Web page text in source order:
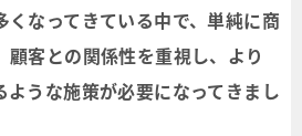
なってきている中で、単純に商
顧客との関係性を重視し、より
うな施策が必要になってきまし